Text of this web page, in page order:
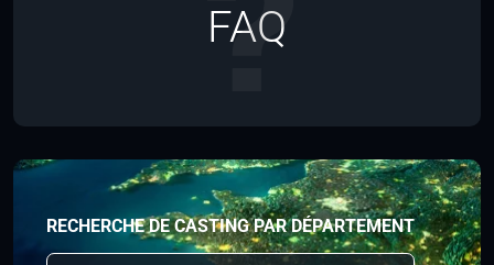
FAQ
RECHERCHE DE CASTING PAR DÉPARTEMENT